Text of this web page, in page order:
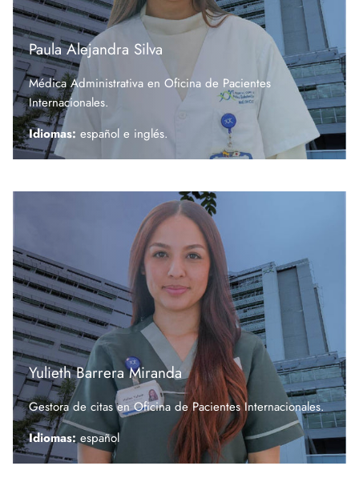
Paula Alejandra Silva
Médica Administrativa en Oficina de Pacientes
Internacionales.
Idiomas: español e inglés.
Yulieth Barrera Miranda
Gestora de citas en Oficina de Pacientes Internacionales.
Idiomas:español